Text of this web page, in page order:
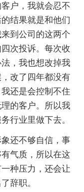
户，我就会忍不
结果就是和他们
到公司的这两个
次投诉。每次收
，我也想改掉我
改了四年都没有
还是会控制不住
的客户。所以我
行业里做下去。
还不够自信，事
气质，所以在这
种压力，还会让
辞职。